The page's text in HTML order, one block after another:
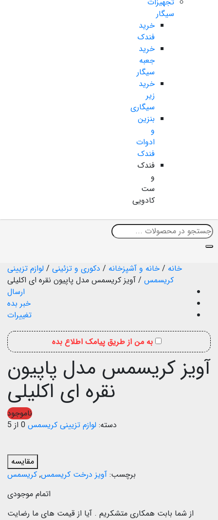
سیگار
خرید
فندک
خرید
جعبه
سیگار
خرید
زیر
سیگاری
بنزین
و
ادوات
فندک
فندک
و
ست
کادویی
خانه / خانه و آشپزخانه / دکوری و تزئینی / لوازم تزیینی
کریسمس / آویز کریسمس مدل پاپیون نقره ای اکلیلی
ارسال
خبر بده
تغییرات
به من از طریق پیامک اطلاع بده
آویز کریسمس مدل پاپیون
نقره ای اکلیلی
ناموجود
دسته: لوازم تزیینی کریسمس 0 از 5
مقایسه
برچسب: آویز درخت کریسمس, کریسمس
اتمام موجودی
از شما بابت همکاری متشکریم . آیا از قیمت های ما رضایت